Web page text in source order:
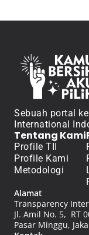
Sebuah portal
International
Tentang Kami
Profile TII
Profile Kami
Metodologi
Alamat
Transparency
Jl. Amil No. 5,  RT
Pasar Minggu,